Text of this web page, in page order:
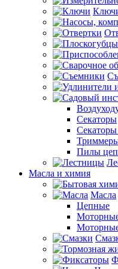
Секаторы
Пилы
Масла и химия
Масла
Цепные